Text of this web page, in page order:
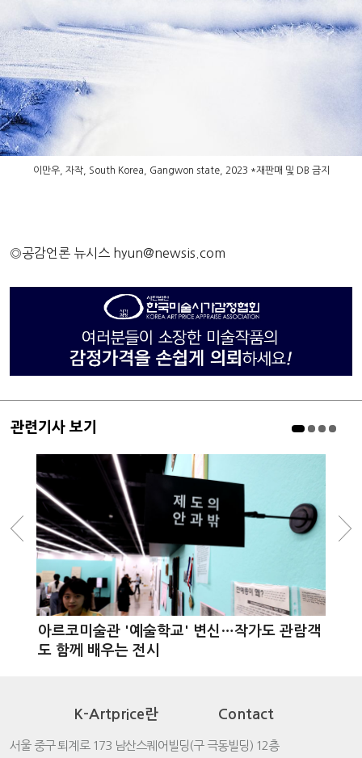
이만우, 자작, South Korea, Gangwon state, 2023 *재판매 및 DB 금지
◎공감언론 뉴시스 hyun@newsis.com
관련기사 보기
아르코미술관 '예술학교' 변신…작가도 관람객
도 함께 배우는 전시
K-Artprice란 Contact
서울 중구 퇴계로 173 남산스퀘어빌딩(구 극동빌딩) 12층